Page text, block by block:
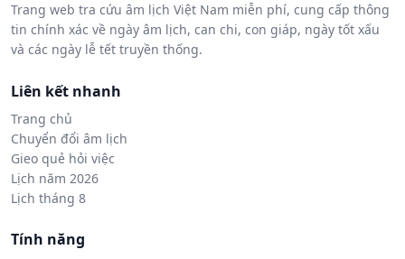
Trang web tra cứu âm lịch Việt Nam miễn phí, cung cấp thông
tin chính xác về ngày âm lịch, can chi, con giáp, ngày tốt xấu
và các ngày lễ tết truyền thống.
Liên kết nhanh
Trang chủ
Chuyển đổi âm lịch
Gieo quẻ hỏi việc
Lịch năm 2026
Lịch tháng 8
Tính năng